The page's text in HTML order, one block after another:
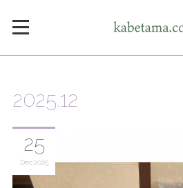
2025.12
25
Dec 2025